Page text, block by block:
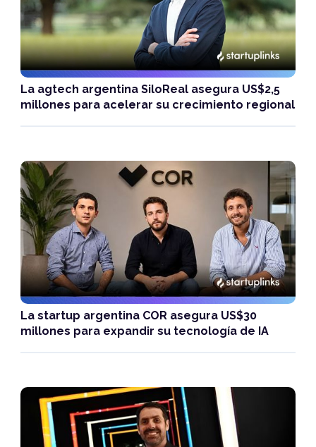
La agtech argentina SiloReal asegura US$2,5
millones para acelerar su crecimiento regional
La startup argentina COR asegura US$30
millones para expandir su tecnología de IA